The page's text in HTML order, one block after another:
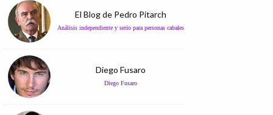
El Blog de Pedro Pitarch
Análisis independiente y serio para personas cabales
Diego Fusaro
Diego Fusaro